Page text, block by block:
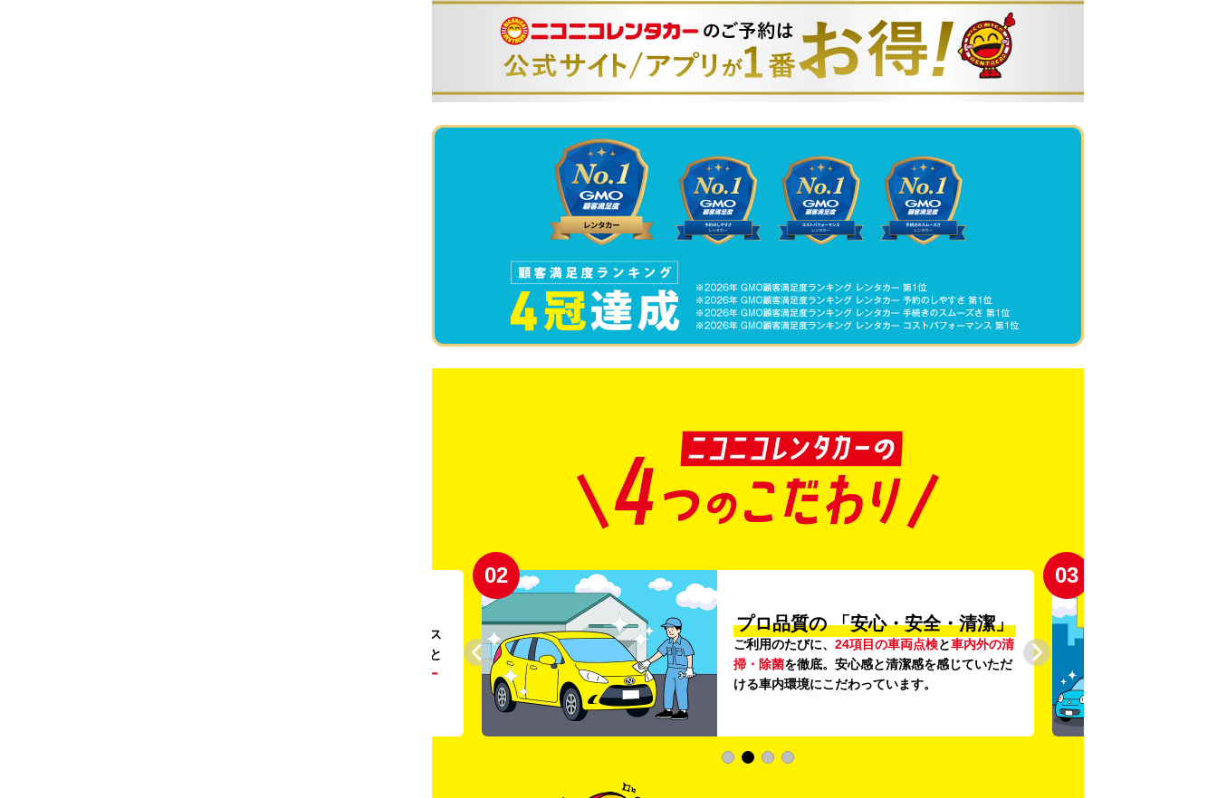
。ガソリンス
タンドや整備工場の既存インフラを活用すること
リー
02
プロ品質の 「安心・安全・清潔」
ご利用のたびに、 24項目の車両点検と車内外の清
掃・除菌を徹底。安心感と清潔感を感じていただ
ける車内環境にこだわっています。
03